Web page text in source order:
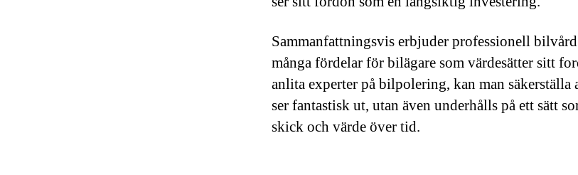
Sammanfattningsvis erbjuder professionell
många fördelar för bilägare som värdesätter sitt
anlita experter på bilpolering, kan man säkerställa
ser fantastisk ut, utan även underhålls på ett sätt
skick och värde över tid.